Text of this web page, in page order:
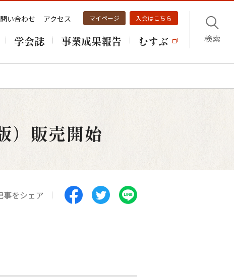
い合わせ アクセス マイページ 入会はこちら
学会誌 事業成果報告 むすぶ 検索
）販売開始
事をシェア